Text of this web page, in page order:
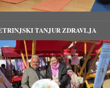
TANJUR ZDRAVLJA